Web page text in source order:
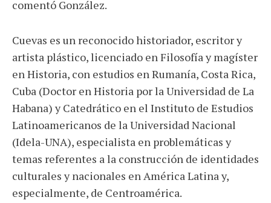
comentó González.
Cuevas es un reconocido historiador, escritor y
artista plástico, licenciado en Filosofía y magíster
en Historia, con estudios en Rumanía, Costa Rica,
Cuba (Doctor en Historia por la Universidad de La
Habana) y Catedrático en el Instituto de Estudios
Latinoamericanos de la Universidad Nacional
(Idela-UNA), especialista en problemáticas y
temas referentes a la construcción de identidades
culturales y nacionales en América Latina y,
especialmente, de Centroamérica.